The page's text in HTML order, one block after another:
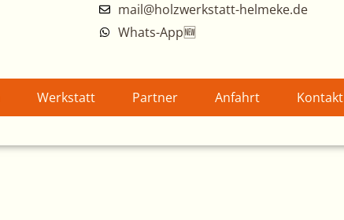
mail@holzwerkstatt-helmeke.de
Whats-App🆕
Werkstatt Partner Anfahrt Kontakt